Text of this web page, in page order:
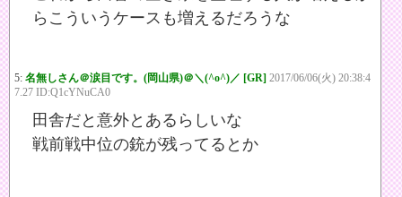
らこういうケースも増えるだろうな
5: 名無しさん＠涙目です。(岡山県)＠＼(^o^)／ [GR] 2017/06/06(火) 20:38:4
7.27 ID:Q1cYNuCA0
田舎だと意外とあるらしいな
戦前戦中位の銃が残ってるとか